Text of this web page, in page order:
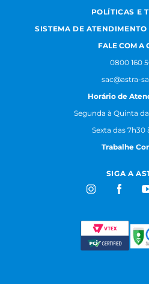
POLÍTICAS E
SISTEMA DE
FALE COM A
0800 160
sac@astra-
Horário de
Segunda à Quinta
Sexta das 7h30
Trabalhe
SIGA A